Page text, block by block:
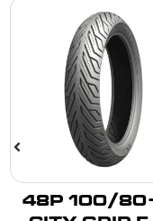
100/80-14 48P